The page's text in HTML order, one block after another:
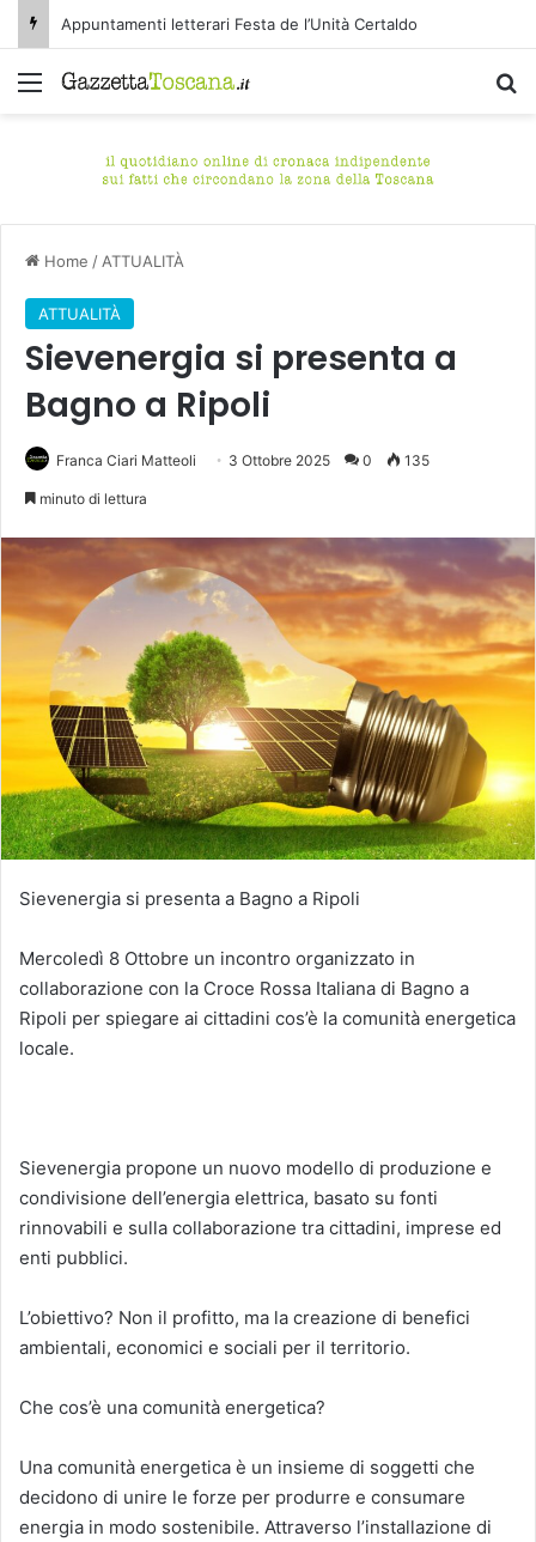
Appuntamenti letterari Festa de l’Unità Certaldo
Menu
Home / ATTUALITÀ
ATTUALITÀ
Sievenergia si presenta a
Bagno a Ripoli
Franca Ciari Matteoli 3 Ottobre 2025 0 135
minuto di lettura
Sievenergia si presenta a Bagno a Ripoli
Mercoledì 8 Ottobre un incontro organizzato in
collaborazione con la Croce Rossa Italiana di Bagno a
Ripoli per spiegare ai cittadini cos’è la comunità energetica
locale.
Sievenergia propone un nuovo modello di produzione e
condivisione dell’energia elettrica, basato su fonti
rinnovabili e sulla collaborazione tra cittadini, imprese ed
enti pubblici.
L’obiettivo? Non il profitto, ma la creazione di benefici
ambientali, economici e sociali per il territorio.
Che cos’è una comunità energetica?
Una comunità energetica è un insieme di soggetti che
decidono di unire le forze per produrre e consumare
energia in modo sostenibile. Attraverso l’installazione di